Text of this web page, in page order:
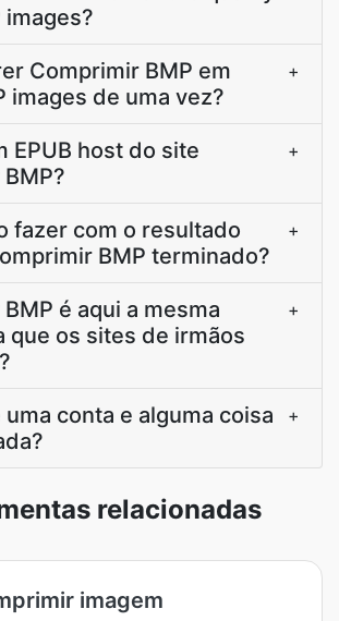
images?
Comprimir BMP em
images de uma vez?
+
EPUB host do site
+
fazer com o resultado
BMP terminado?
+
é aqui a mesma
que os sites de irmãos
+
conta e alguma coisa
+
relacionadas
imagem